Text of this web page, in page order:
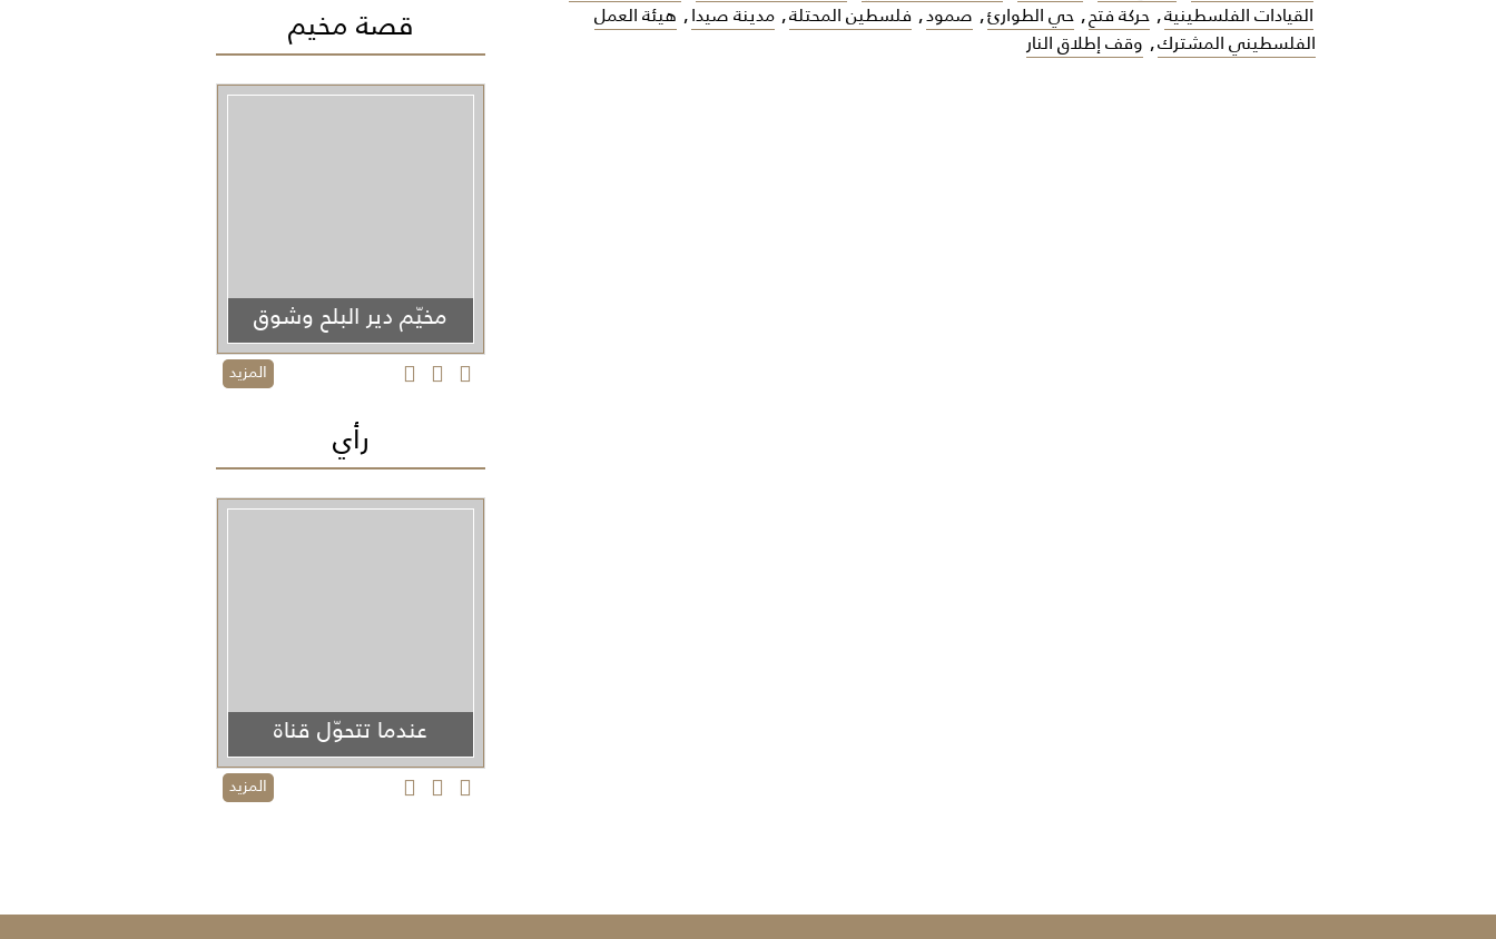
القيادات الفلسطينية, حركة فتح, حي الطوارئ, صمود, فلسطين المحتلة, مدينة صيدا, هيئة العمل
الفلسطيني المشترك, وقف إطلاق النار قصة مخيم
مخيّم دير البلح وشوق
الأولاد
المزيد
رأي
عندما تتحوّل قناة
الجزيرة من منبر إعلامي إلى منصة دعائية
المزيد